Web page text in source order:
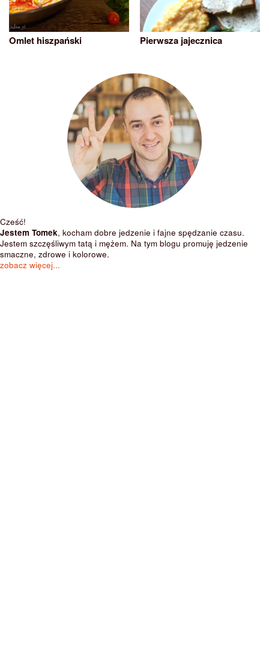
Omlet hiszpański Pierwsza jajecznica
Cześć!
Jestem Tomek, kocham dobre jedzenie i fajne spędzanie czasu.
Jestem szczęśliwym tatą i mężem. Na tym blogu promuję jedzenie
smaczne, zdrowe i kolorowe.
zobacz więcej...